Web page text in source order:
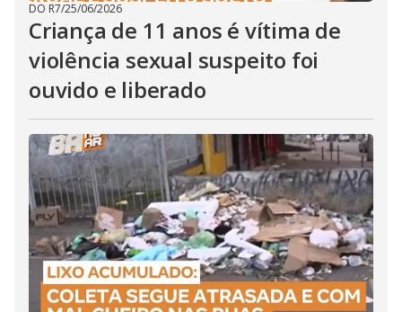
DO R7/25/06/2026
Criança de 11 anos é vítima de
violência sexual suspeito foi
ouvido e liberado